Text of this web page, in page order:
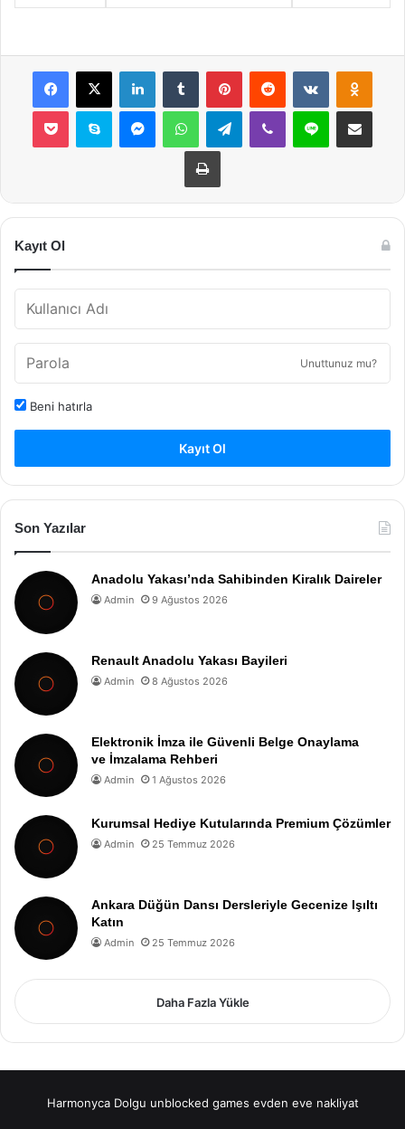
Facebook
X LinkedInTumblr PinterestReddit VKontakte
Pocket Skype MessengerWhatsAppTelegramViber Line E-Posta ile
Yazdır
Kayıt Ol
Unuttunuz mu?
Beni hatırla
Kayıt Ol
Son Yazılar
Anadolu Yakası’nda Sahibinden Kiralık Daireler
Admin 9 Ağustos 2026
Renault Anadolu Yakası Bayileri
Admin 8 Ağustos 2026
Elektronik İmza ile Güvenli Belge Onaylama
ve İmzalama Rehberi
Admin 1 Ağustos 2026
Kurumsal Hediye Kutularında Premium Çözümler
Admin 25 Temmuz 2026
Ankara Düğün Dansı Dersleriyle Gecenize Işıltı
Katın
Admin 25 Temmuz 2026
Daha Fazla Yükle
Harmonyca Dolgu unblocked games evden eve nakliyat